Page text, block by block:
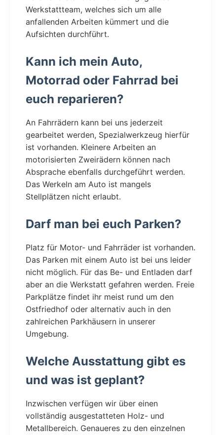
Werkstattteam, welches sich um alle
anfallenden Arbeiten kümmert und die
Aufsichten durchführt.
Kann ich mein Auto,
Motorrad oder Fahrrad bei
euch reparieren?
An Fahrrädern kann bei uns jederzeit
gearbeitet werden, Spezialwerkzeug hierfür
ist vorhanden. Kleinere Arbeiten an
motorisierten Zweirädern können nach
Absprache ebenfalls durchgeführt werden.
Das Werkeln am Auto ist mangels
Stellplätzen nicht erlaubt.
Darf man bei euch Parken?
Platz für Motor- und Fahrräder ist vorhanden.
Das Parken mit einem Auto ist bei uns leider
nicht möglich. Für das Be- und Entladen darf
aber an die Werkstatt gefahren werden. Freie
Parkplätze findet ihr meist rund um den
Ostfriedhof oder alternativ auch in den
zahlreichen Parkhäusern in unserer
Umgebung.
Welche Ausstattung gibt es
und was ist geplant?
Inzwischen verfügen wir über einen
vollständig ausgestatteten Holz- und
Metallbereich. Genaueres zu den einzelnen